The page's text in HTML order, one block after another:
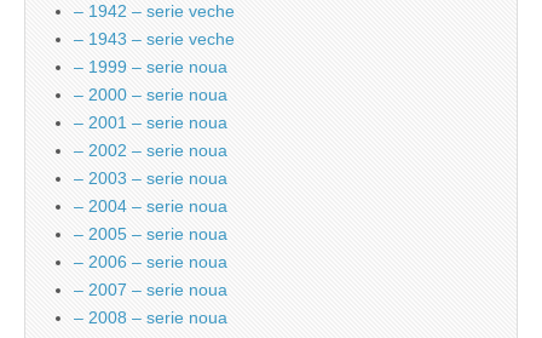
– 1942 – serie veche
– 1943 – serie veche
– 1999 – serie noua
– 2000 – serie noua
– 2001 – serie noua
– 2002 – serie noua
– 2003 – serie noua
– 2004 – serie noua
– 2005 – serie noua
– 2006 – serie noua
– 2007 – serie noua
– 2008 – serie noua